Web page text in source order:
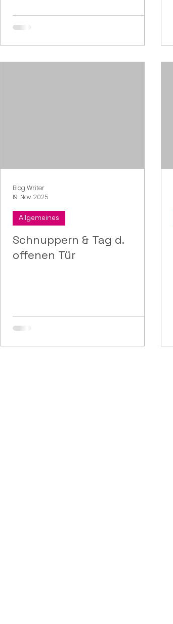
Schnuppern & Tag d.
offenen Tür
Allgemeines
Blog Writer
19. Nov. 2025